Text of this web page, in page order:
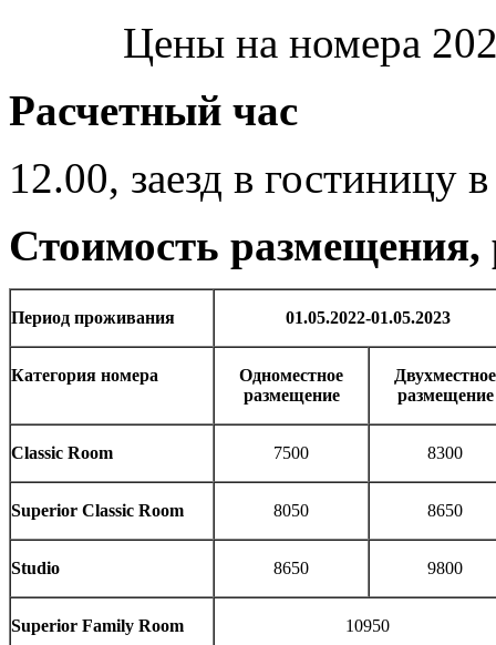
Цены на номера
Расчетный час
12.00, заезд в гостиницу
Стоимость размещения,
Период проживания 01.05.2022-01.05.2023
Категория номера
Одноместное
размещение
Двухместное
размещение
Classic Room 7500 8300
Superior Classic Room 8050 8650
Studio 8650 9800
Superior Family Room 10950